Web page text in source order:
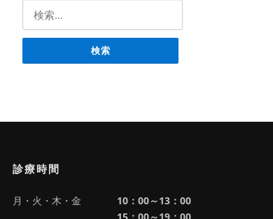
検索:
診療時間
月・火・木・金
10：00～13：00